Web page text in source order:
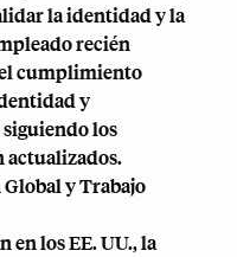
la identidad y la
recién
el cumplimiento
y
los
y Trabajo
en los EE. UU., la